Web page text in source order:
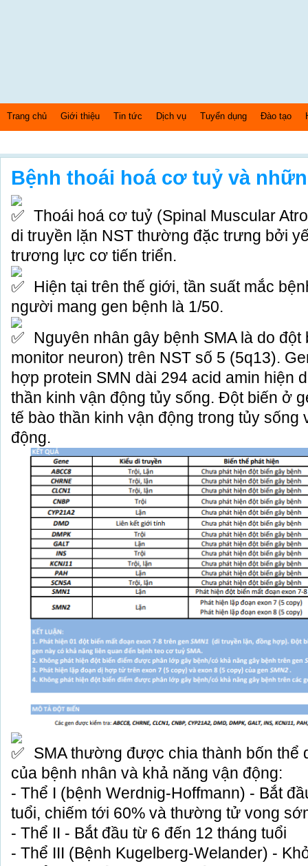
Trang chủ Giới thiệu Tin tức Dịch vụ Tuyển dụng Đào tạo
Bệnh thoái hoá cơ tuỷ và
Thoái hoá cơ tuỷ (Spinal Muscular
di truyền lặn NST thường đặc trưng bởi
trương lực cơ tiến triển.
Hiện tại trên thế giới, tần suất mắc
người mang gen bệnh là 1/50.
Nguyên nhân gây bệnh SMA là do
monitor neuron) trên NST số 5 (5q13).
hợp protein SMN dài 294 acid amin hiện
thần kinh vận động tủy sống. Đột biến ở
tế bào thần kinh vận động trong tủy sống
động.
SMA thường được chia thành bốn thể
của bệnh nhân và khả năng vận động:
- Thể I (bệnh Werdnig-Hoffmann) - Bắt
tuổi, chiếm tới 60% và thường tử vong
- Thể II - Bắt đầu từ 6 đến 12 tháng tuổi
- Thể III (Bệnh Kugelberg-Welander) -